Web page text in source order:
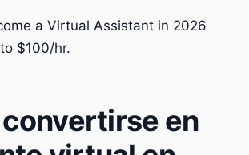
en